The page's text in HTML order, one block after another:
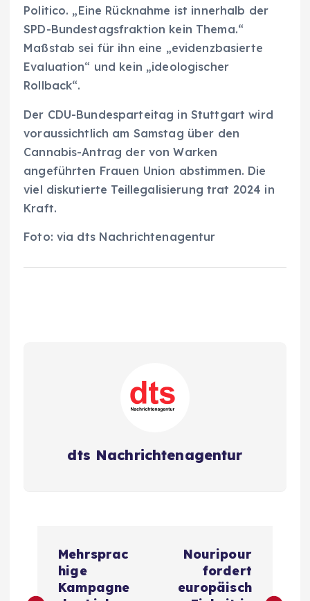
Politico. „Eine Rücknahme ist innerhalb der
SPD-Bundestagsfraktion kein Thema.“
Maßstab sei für ihn eine „evidenzbasierte
Evaluation“ und kein „ideologischer
Rollback“.
Der CDU-Bundesparteitag in Stuttgart wird
voraussichtlich am Samstag über den
Cannabis-Antrag der von Warken
angeführten Frauen Union abstimmen. Die
viel diskutierte Teillegalisierung trat 2024 in
Kraft.
Foto: via dts Nachrichtenagentur
dts Nachrichtenagentur
Mehrsprac
hige
Kampagne
Nouripour
fordert
europäisch